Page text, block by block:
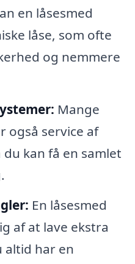
en låsesmed
låse, som ofte
og nemmere
Mange
også service af
kan få en samlet
En låsesmed
af at lave ekstra
altid har en